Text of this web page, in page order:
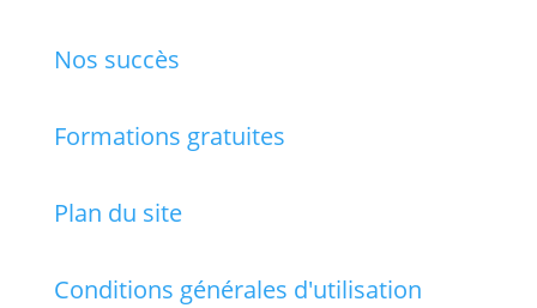
Nos succès
Formations gratuites
Plan du site
Conditions générales d'utilisation